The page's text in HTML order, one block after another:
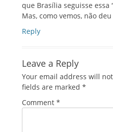
que Brasília seguisse essa
Mas, como vemos, não
Reply
Leave a Reply
Your email address will
fields are marked *
Comment *